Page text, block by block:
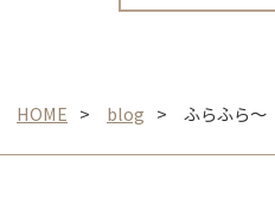
HOME blog ふらふら〜